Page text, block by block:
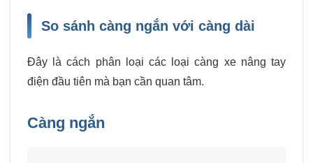
So sánh càng ngắn với càng dài
Đây là cách phân loại các loại càng xe nâng tay
điện đầu tiên mà bạn cần quan tâm.
Càng ngắn